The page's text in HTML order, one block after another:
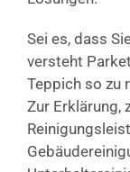
Sei es, dass
versteht
Teppich so zu
Zur Erklärung,